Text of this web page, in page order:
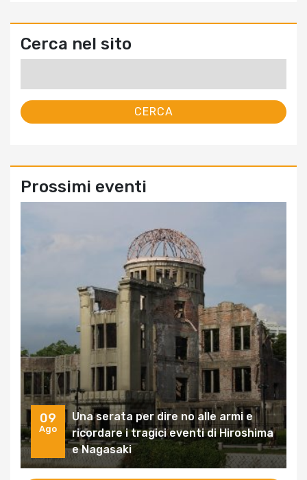
Cerca nel sito
Prossimi eventi
09
Ago
Una serata per dire no alle armi e
ricordare i tragici eventi di Hiroshima
e Nagasaki